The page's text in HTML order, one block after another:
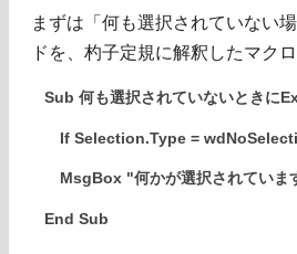
まずは「何も選択されていない
ドを、杓子定規に解釈したマクロ
Sub 何も選択されていないときに
If Selection.Type =
MsgBox "何かが選択されていま
End Sub